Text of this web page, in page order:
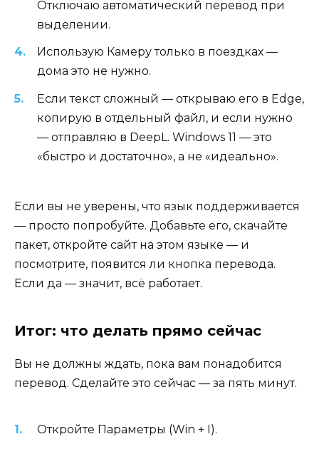
Отключаю автоматический перевод при
выделении.
Использую Камеру только в поездках —
дома это не нужно.
Если текст сложный — открываю его в Edge,
копирую в отдельный файл, и если нужно
— отправляю в DeepL. Windows 11 — это
«быстро и достаточно», а не «идеально».
Если вы не уверены, что язык поддерживается
— просто попробуйте. Добавьте его, скачайте
пакет, откройте сайт на этом языке — и
посмотрите, появится ли кнопка перевода.
Если да — значит, всё работает.
Итог: что делать прямо сейчас
Вы не должны ждать, пока вам понадобится
перевод. Сделайте это сейчас — за пять минут.
Откройте Параметры (Win + I).